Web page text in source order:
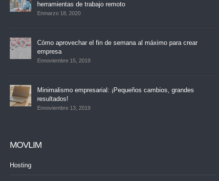
herramientas de trabajo remoto
Enmarzo 18, 2020
Cómo aprovechar el fin de semana al máximo para crear
empresa
Ennoviembre 15, 2019
Minimalismo empresarial: ¡Pequeños cambios, grandes
resultados!
Ennoviembre 13, 2019
MOVLIM
Hosting